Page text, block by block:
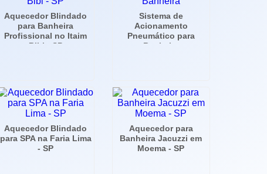
Aquecedor Blindado
para Banheira
Profissional no Itaim
Bibi - SP
Sistema de
Acionamento
Pneumático para
Banheira
Aquecedor Blindado
para SPA na Faria Lima
- SP
Aquecedor para
Banheira Jacuzzi em
Moema - SP